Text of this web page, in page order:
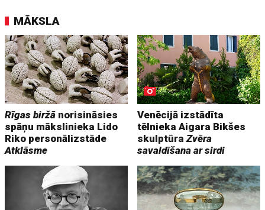
MĀKSLA
Rīgas biržā norisināsies
spāņu mākslinieka Lido
Riko personālizstāde
Atklāsme
Venēcijā izstādīta
tēlnieka Aigara Bikšes
skulptūraZvēra
savaldīšana ar sirdi